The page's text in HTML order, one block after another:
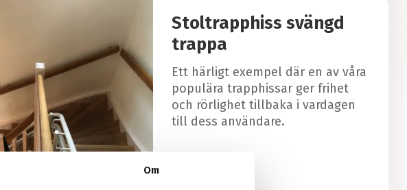
Om
Stoltrapphiss svängd
trappa
Ett härligt exempel där en av våra
populära trapphissar ger frihet
och rörlighet tillbaka i vardagen
till dess användare.